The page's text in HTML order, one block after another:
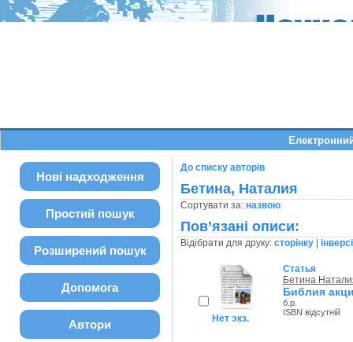
Нові надходження
Простий пошук
Розширений пошук
Допомога
Автори
До списку авторів
Бетина, Наталия
Сортувати за: назвою
Пов’язані описи:
Відібрати для друку: сторінку|
Нет экз.
Статья
Бетина
Библия
б.р.
ISBN відсутній